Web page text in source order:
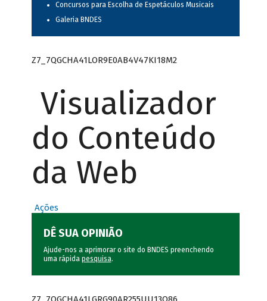
Concursos para Escolha de Espetáculos Musicais
Galeria BNDES
Z7_7QGCHA41LOR9E0AB4V47KI18M2
Visualizador
do Conteúdo
da Web
Ações
DÊ SUA OPINIÃO
Ajude-nos a aprimorar o site do BNDES preenchendo
uma rápida pesquisa.